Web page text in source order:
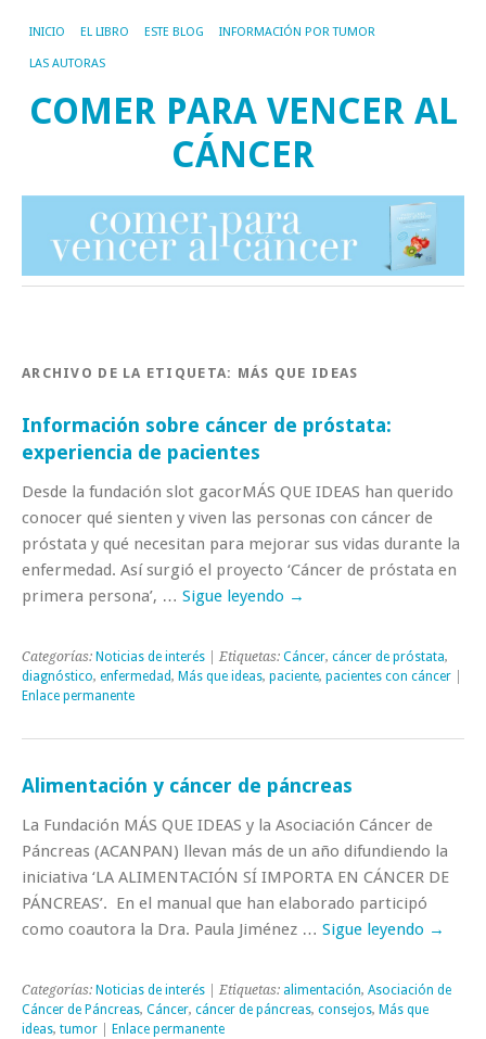
INICIO EL LIBRO ESTE BLOG INFORMACIÓN POR TUMOR
LAS AUTORAS
COMER PARA VENCER AL
CÁNCER
ARCHIVO DE LA ETIQUETA: MÁS QUE IDEAS
Información sobre cáncer de próstata:
experiencia de pacientes
Desde la fundación slot gacorMÁS QUE IDEAS han querido
conocer qué sienten y viven las personas con cáncer de
próstata y qué necesitan para mejorar sus vidas durante la
enfermedad. Así surgió el proyecto ‘Cáncer de próstata en
primera persona’, … Sigue leyendo →
Categorías: Noticias de interés | Etiquetas: Cáncer, cáncer de próstata,
diagnóstico, enfermedad, Más que ideas, paciente, pacientes con cáncer
Enlace permanente
Alimentación y cáncer de páncreas
La Fundación MÁS QUE IDEAS y la Asociación Cáncer de
Páncreas (ACANPAN) llevan más de un año difundiendo la
iniciativa ‘LA ALIMENTACIÓN SÍ IMPORTA EN CÁNCER DE
PÁNCREAS’. En el manual que han elaborado participó
como coautora la Dra. Paula Jiménez … Sigue leyendo →
Categorías: Noticias de interés | Etiquetas: alimentación, Asociación de
Cáncer de Páncreas, Cáncer, cáncer de páncreas, consejos, Más que
ideas, tumor Enlace permanente